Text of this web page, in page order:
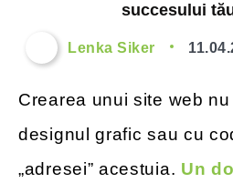
succesului
Lenka Siker
Crearea unui site web
designul grafic sau cu
„adresei” acestuia. Un